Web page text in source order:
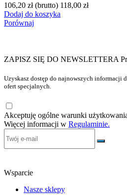
106,20 zł (brutto) 118,00 zł
Dodaj do koszyka
Porównaj
ZAPISZ SIĘ DO NEWSLETTERA
Uzyskasz dostęp do najnowszych informacji
ofert specjalnych.
Akceptuję ogólne warunki
Więcej informacji w Regulaminie.
Wsparcie
Nasze sklepy